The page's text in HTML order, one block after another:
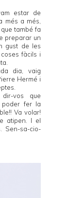
estar de
més a més,
també fa
preparar un
gust de les
fàcils i
dia, vaig
Hermé i
vos que
poder fer la
Va volar!
atipen. I el
Sen-sa-cio-